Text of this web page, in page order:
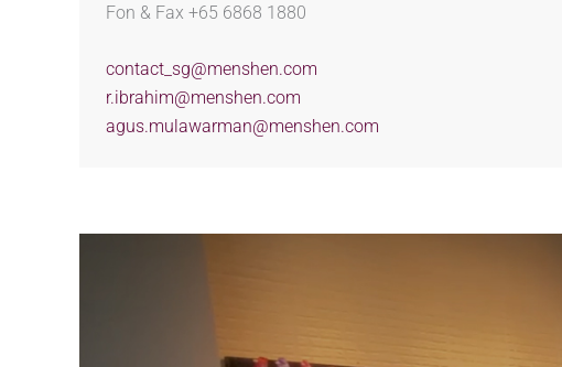
Fon & Fax +65 6868 1880
contact_sg@menshen.com
r.ibrahim@menshen.com
agus.mulawarman@menshen.com